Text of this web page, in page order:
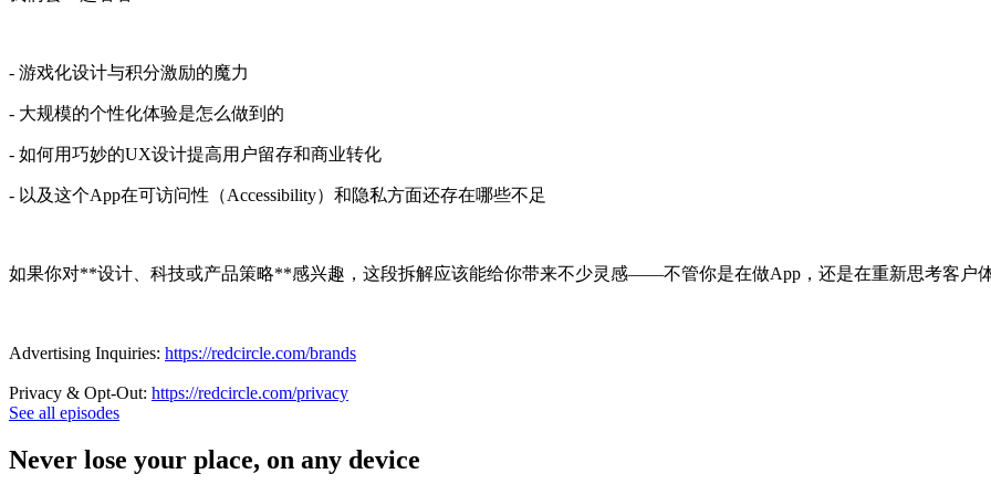
- 游戏化设计与积分激励的魔力
- 大规模的个性化体验是怎么做到的
- 如何用巧妙的UX设计提高用户留存和商业转化
- 以及这个App在可访问性（Accessibility）和隐私方面还存在哪些不足
如果你对**设计、科技或产品策略**感兴趣，这段拆解应该能给你带来不少灵感——不管你是在做App，还是在重新思考客户
Advertising Inquiries: https://redcircle.com/brands
Privacy & Opt-Out: https://redcircle.com/privacy
See all episodes
Never lose your place, on any device